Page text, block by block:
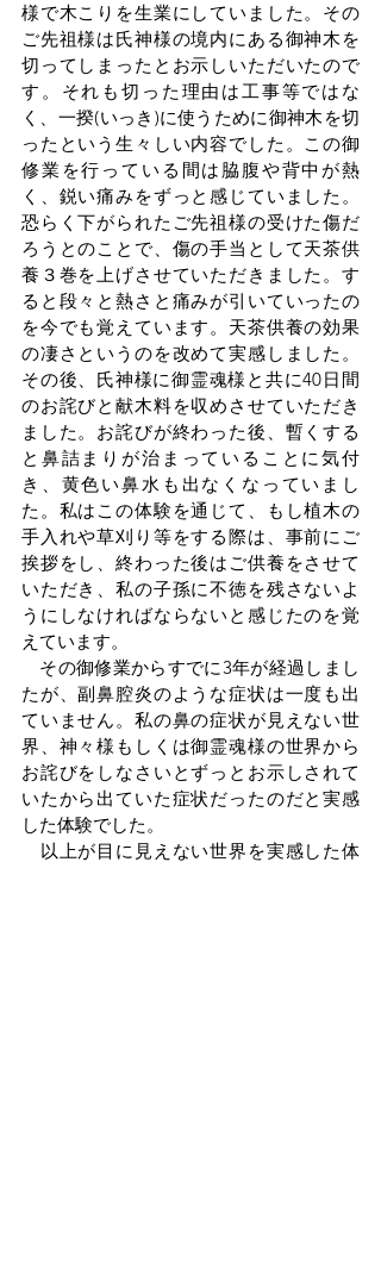
様で木こりを生業にしていました。その
ご先祖様は氏神様の境内にある御神木を
切ってしまったとお示しいただいたので
す。それも切った理由は工事等ではな
く、一揆(いっき)に使うために御神木を切
ったという生々しい内容でした。この御
修業を行っている間は脇腹や背中が熱
く、鋭い痛みをずっと感じていました。
恐らく下がられたご先祖様の受けた傷だ
ろうとのことで、傷の手当として天茶供
養３巻を上げさせていただきました。す
ると段々と熱さと痛みが引いていったの
を今でも覚えています。天茶供養の効果
の凄さというのを改めて実感しました。
その後、氏神様に御霊魂様と共に40日間
のお詫びと献木料を収めさせていただき
ました。お詫びが終わった後、暫くする
と鼻詰まりが治まっていることに気付
き、黄色い鼻水も出なくなっていまし
た。私はこの体験を通じて、もし植木の
手入れや草刈り等をする際は、事前にご
挨拶をし、終わった後はご供養をさせて
いただき、私の子孫に不徳を残さないよ
うにしなければならないと感じたのを覚
えています。
その御修業からすでに3年が経過しまし
たが、副鼻腔炎のような症状は一度も出
ていません。私の鼻の症状が見えない世
界、神々様もしくは御霊魂様の世界から
お詫びをしなさいとずっとお示しされて
いたから出ていた症状だったのだと実感
した体験でした。
以上が目に見えない世界を実感した体